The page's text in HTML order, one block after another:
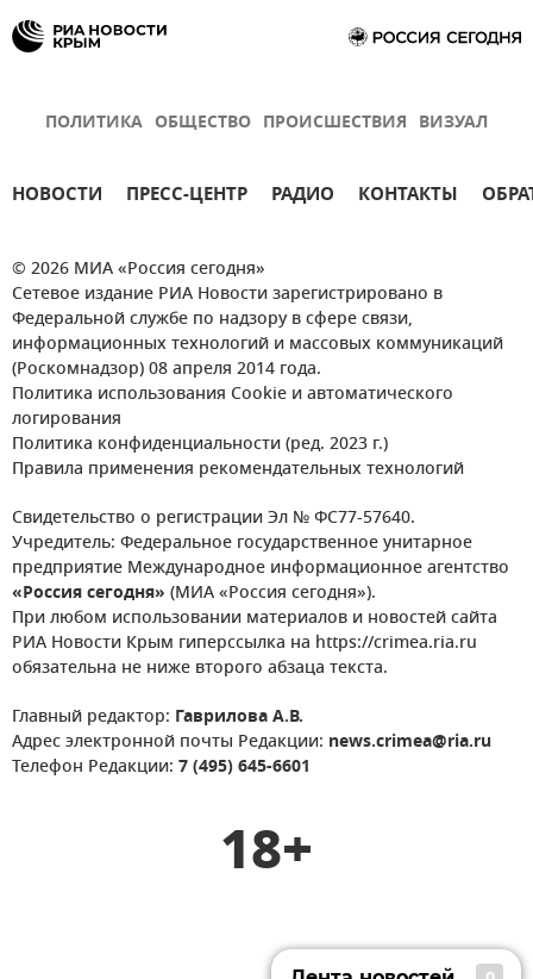
ПОЛИТИКА ОБЩЕСТВО ПРОИСШЕСТВИЯ ВИЗУАЛ
НОВОСТИ ПРЕСС-ЦЕНТР РАДИО КОНТАКТЫ
© 2026 МИА «Россия сегодня»
Сетевое издание РИА Новости зарегистрировано в
Федеральной службе по надзору в сфере связи,
информационных технологий и массовых коммуникаций
(Роскомнадзор) 08 апреля 2014 года.
Политика использования Cookie и автоматического
логирования
Политика конфиденциальности (ред. 2023 г.)
Правила применения рекомендательных технологий
Свидетельство о регистрации Эл № ФС77-57640.
Учредитель: Федеральное государственное унитарное
предприятие Международное информационное агентство
«Россия сегодня» (МИА «Россия сегодня»).
При любом использовании материалов и новостей сайта
РИА Новости Крым гиперссылка на https://crimea.ria.ru
обязательна не ниже второго абзаца текста.
Главный редактор: Гаврилова А.В.
Адрес электронной почты Редакции: news.crimea@ria.ru
Телефон Редакции: 7 (495) 645-6601
18+